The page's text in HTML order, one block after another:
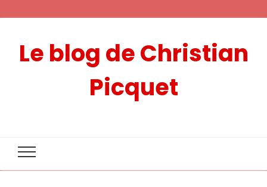
Le blog de Christian
Picquet